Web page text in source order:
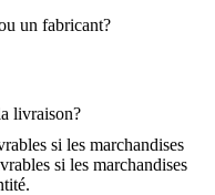
un fabricant?
livraison?
si les marchandises
si les marchandises